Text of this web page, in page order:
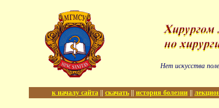
Нет искусства
к началу сайта || скачать|| история болезни||